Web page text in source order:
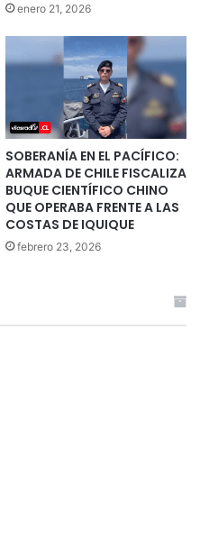
enero 21, 2026
SOBERANÍA EN EL PACÍFICO:
ARMADA DE CHILE FISCALIZA
BUQUE CIENTÍFICO CHINO
QUE OPERABA FRENTE A LAS
COSTAS DE IQUIQUE
febrero 23, 2026